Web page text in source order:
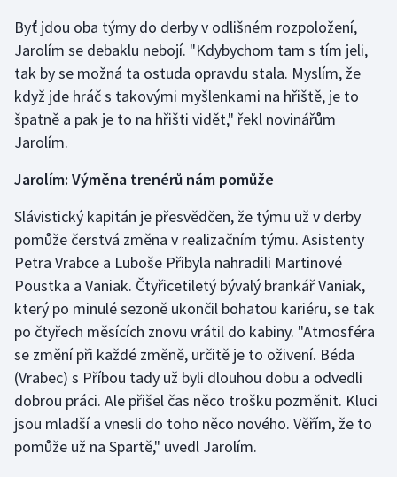
Triatlon
Veslování
Vodní slalom
Volejbal
Ostatní
Byť jdou oba týmy do derby v odlišném rozpoložení,
Jarolím se debaklu nebojí. "Kdybychom tam s tím jeli,
tak by se možná ta ostuda opravdu stala. Myslím, že
když jde hráč s takovými myšlenkami na hřiště, je to
špatně a pak je to na hřišti vidět," řekl novinářům
Jarolím.
Jarolím: Výměna trenérů nám pomůže
Slávistický kapitán je přesvědčen, že týmu už v derby
pomůže čerstvá změna v realizačním týmu. Asistenty
Petra Vrabce a Luboše Přibyla nahradili Martinové
Poustka a Vaniak. Čtyřicetiletý bývalý brankář Vaniak,
který po minulé sezoně ukončil bohatou kariéru, se tak
po čtyřech měsících znovu vrátil do kabiny. "Atmosféra
se změní při každé změně, určitě je to oživení. Béda
(Vrabec) s Příbou tady už byli dlouhou dobu a odvedli
dobrou práci. Ale přišel čas něco trošku pozměnit. Kluci
jsou mladší a vnesli do toho něco nového. Věřím, že to
pomůže už na Spartě," uvedl Jarolím.